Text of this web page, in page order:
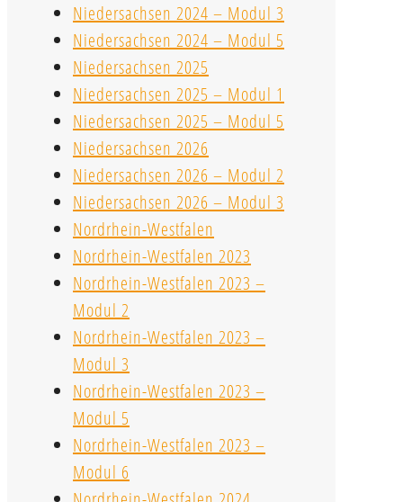
Niedersachsen 2024 – Modul 3
Niedersachsen 2024 – Modul 5
Niedersachsen 2025
Niedersachsen 2025 – Modul 1
Niedersachsen 2025 – Modul 5
Niedersachsen 2026
Niedersachsen 2026 – Modul 2
Niedersachsen 2026 – Modul 3
Nordrhein-Westfalen
Nordrhein-Westfalen 2023
Nordrhein-Westfalen 2023 –
Modul 2
Nordrhein-Westfalen 2023 –
Modul 3
Nordrhein-Westfalen 2023 –
Modul 5
Nordrhein-Westfalen 2023 –
Modul 6